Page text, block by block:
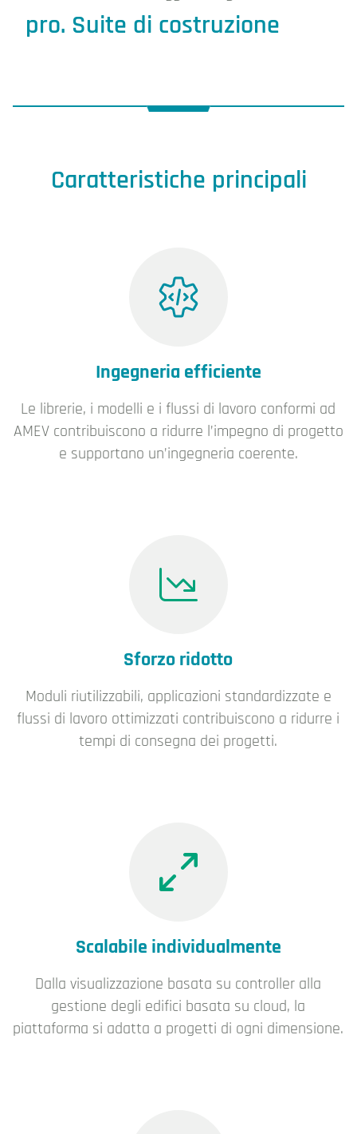
pro. Suite di costruzione
Caratteristiche principali
Ingegneria efficiente
Le librerie, i modelli e i flussi di lavoro conformi ad
AMEV contribuiscono a ridurre l’impegno di progetto
e supportano un’ingegneria coerente.
Sforzo ridotto
Moduli riutilizzabili, applicazioni standardizzate e
flussi di lavoro ottimizzati contribuiscono a ridurre i
tempi di consegna dei progetti.
Scalabile individualmente
Dalla visualizzazione basata su controller alla
gestione degli edifici basata su cloud, la
piattaforma si adatta a progetti di ogni dimensione.